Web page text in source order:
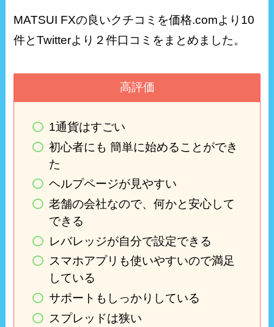
MATSUI FXの良いクチコミを価格.comより10
件とTwitterより２件口コミをまとめました。
高評価
1通貨はすごい
初心者にも 簡単に始めることができ
た
ヘルプページが見やすい
老舗の会社なので、何かと安心して
できる
レバレッジが自分で設定できる
スマホアプリも使いやすいので満足
している
サポートもしっかりしている
スプレッドは狭い